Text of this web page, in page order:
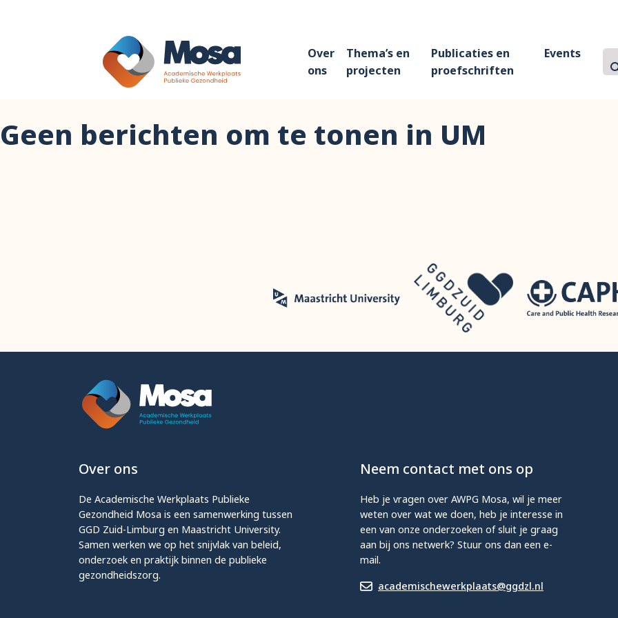
Over
ons
Thema’s en
projecten
Publicaties en
proefschriften
Events
Geen berichten om te tonen in UM
Over ons
De Academische Werkplaats Publieke
Gezondheid Mosa is een samenwerking tussen
GGD Zuid-Limburg en Maastricht University.
Samen werken we op het snijvlak van beleid,
onderzoek en praktijk binnen de publieke
gezondheidszorg.
Neem contact met ons op
Heb je vragen over AWPG Mosa, wil je meer
weten over wat we doen, heb je interesse in
een van onze onderzoeken of sluit je graag
aan bij ons netwerk? Stuur ons dan een e-
mail.
academischewerkplaats@ggdzl.nl